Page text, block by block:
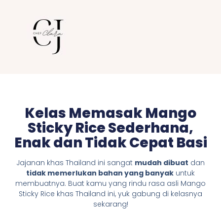
Kelas Memasak Mango
Sticky Rice Sederhana,
Enak dan Tidak Cepat Basi
Jajanan khas Thailand ini sangat mudah dibuat dan
tidak memerlukan bahan yang banyak untuk
membuatnya. Buat kamu yang rindu rasa asli Mango
Sticky Rice khas Thailand ini, yuk gabung di kelasnya
sekarang!